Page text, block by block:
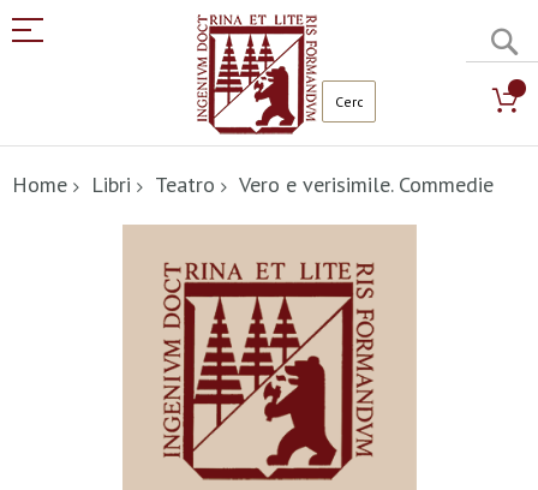
al
contenuto
Home Libri Teatro Vero e verisimile. Commedie